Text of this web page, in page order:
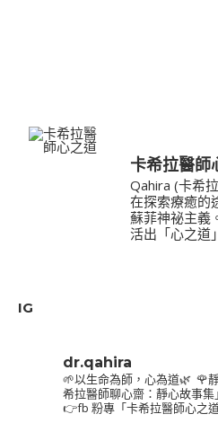
卡希拉醫師
Qahira (卡希
在探索療癒的
蘇菲神祕主義
活出「心之道
IG
dr.qahira
🌱以生命為師，心為道🌿⁣ 🌹
希拉醫師聊心齋：靜心故事集」⁣
👉fb 粉專「卡希拉醫師心之道